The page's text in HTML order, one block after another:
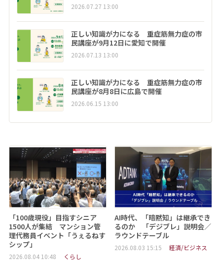
2026.07.27 13:00
正しい知識が力になる 重症筋無力症の市
民講座が9月12日に愛知で開催
2026.07.13 13:00
正しい知識が力になる 重症筋無力症の市
民講座が8月8日に広島で開催
2026.06.15 13:00
「100歳現役」目指すシニア
1500人が集結 マンション管
理代務員イベント「うぇるねす
シップ」
2026.08.04 10:48 くらし
AI時代、「暗黙知」は継承でき
るのか 「デジブレ」説明会／
ラウンドテーブル
2026.08.03 15:15 経済/ビジネス